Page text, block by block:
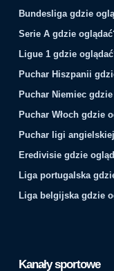
Bundesliga gdzie
Serie A gdzie
Ligue 1 gdzie
Puchar Hiszpanii
Puchar Niemiec
Puchar Włoch gdzie
Puchar ligi
Eredivisie gdzie
Liga portugalska
Liga belgijska gdzie
Kanały sportowe